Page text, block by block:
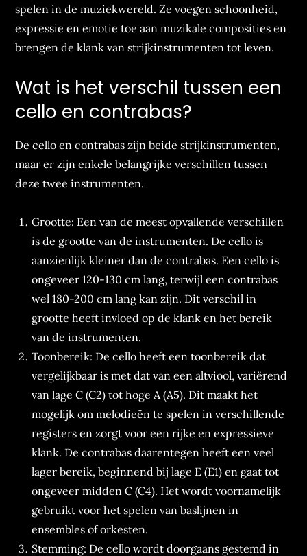
spelen in de muziekwereld. Ze voegen schoonheid,
expressie en emotie toe aan muzikale composities en
brengen de klank van strijkinstrumenten tot leven.
Wat is het verschil tussen een
cello en contrabas?
De cello en contrabas zijn beide strijkinstrumenten,
maar er zijn enkele belangrijke verschillen tussen
deze twee instrumenten.
Grootte: Een van de meest opvallende verschillen
is de grootte van de instrumenten. De cello is
aanzienlijk kleiner dan de contrabas. Een cello is
ongeveer 120-130 cm lang, terwijl een contrabas
wel 180-200 cm lang kan zijn. Dit verschil in
grootte heeft invloed op de klank en het bereik
van de instrumenten.
Toonbereik: De cello heeft een toonbereik dat
vergelijkbaar is met dat van een altviool, variërend
van lage C (C2) tot hoge A (A5). Dit maakt het
mogelijk om melodieën te spelen in verschillende
registers en zorgt voor een rijke en expressieve
klank. De contrabas daarentegen heeft een veel
lager bereik, beginnend bij lage E (E1) en gaat tot
ongeveer midden C (C4). Het wordt voornamelijk
gebruikt voor het spelen van baslijnen in
ensembles of orkesten.
Stemming: De cello wordt doorgaans gestemd in